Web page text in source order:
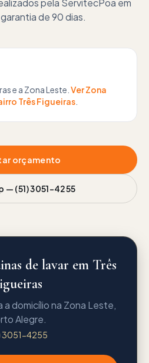
pela ServitecPoa em
de 90 dias.
e a Zona Leste VerZona
Três Figueiras
orçamento
— (51) 3051-4255
de lavar em Três
domicílio na Zona Leste,
Alegre.
3051-4255